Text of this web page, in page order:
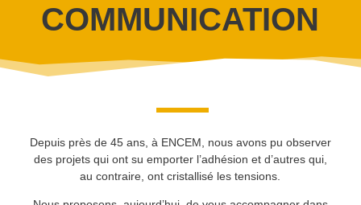
COMMUNICATION
Depuis près de 45 ans, à ENCEM, nous avons pu observer
des projets qui ont su emporter l’adhésion et d’autres qui,
au contraire, ont cristallisé les tensions.